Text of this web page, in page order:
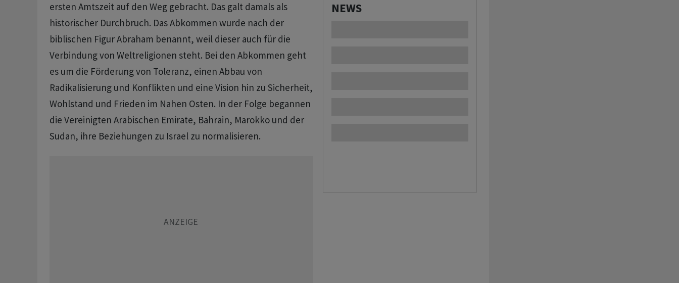
ersten Amtszeit auf den Weg gebracht. Das galt damals als
historischer Durchbruch. Das Abkommen wurde nach der
biblischen Figur Abraham benannt, weil dieser auch für die
Verbindung von Weltreligionen steht. Bei den Abkommen geht
es um die Förderung von Toleranz, einen Abbau von
Radikalisierung und Konflikten und eine Vision hin zu Sicherheit,
Wohlstand und Frieden im Nahen Osten. In der Folge begannen
die Vereinigten Arabischen Emirate, Bahrain, Marokko und der
Sudan, ihre Beziehungen zu Israel zu normalisieren.
NEWS